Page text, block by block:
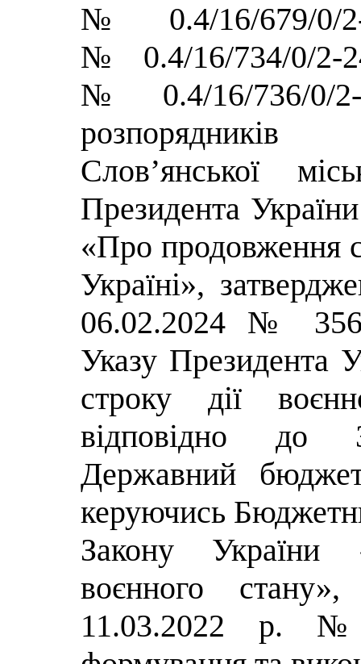
№0.4/16/679/0/
№0.4/16/734/0/2-
№0.4/16/736/0/
Слов’янської
Президента
«Про продовження
Україні»,
06.02.2024 №
Указу Президента
строку дії
відповідно до
Державний
керуючись
Закону
воєнного
11.03.2022 р.